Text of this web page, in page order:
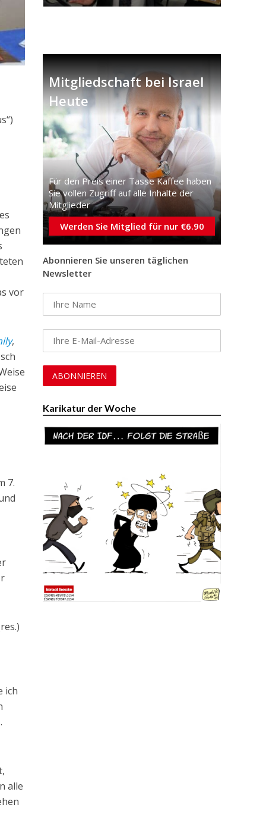
vor
,
7.
ich
alle
Mitgliedschaft bei Israel
Heute
Für den Preis einer Tasse Kaffee haben
Sie vollen Zugriff auf alle Inhalte der
Mitglieder
Werden Sie Mitglied für nur €6.90
Abonnieren Sie unseren täglichen
Newsletter
Karikatur der Woche